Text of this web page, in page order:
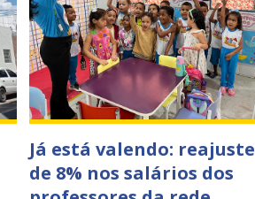
Já está valendo: reajuste
de 8% nos salários dos